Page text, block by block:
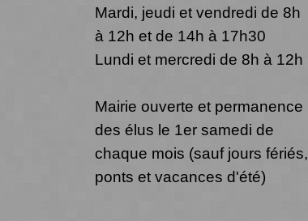
Mardi, jeudi et vendredi de 8h
à 12h et de 14h à 17h30
Lundi et mercredi de 8h à 12h
Mairie ouverte et permanence
des élus le 1er samedi de
chaque mois (sauf jours fériés,
ponts et vacances d'été)